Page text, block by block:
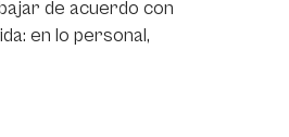
de acuerdo con
en lo personal,